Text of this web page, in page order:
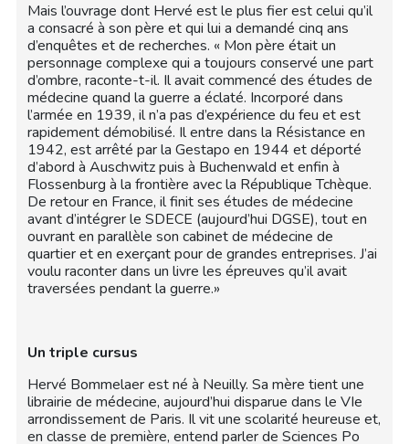
Mais l’ouvrage dont Hervé est le plus fier est celui qu’il
a consacré à son père et qui lui a demandé cinq ans
d’enquêtes et de recherches. « Mon père était un
personnage complexe qui a toujours conservé une part
d’ombre, raconte-t-il. Il avait commencé des études de
médecine quand la guerre a éclaté. Incorporé dans
l’armée en 1939, il n’a pas d’expérience du feu et est
rapidement démobilisé. Il entre dans la Résistance en
1942, est arrêté par la Gestapo en 1944 et déporté
d’abord à Auschwitz puis à Buchenwald et enfin à
Flossenburg à la frontière avec la République Tchèque.
De retour en France, il finit ses études de médecine
avant d’intégrer le SDECE (aujourd’hui DGSE), tout en
ouvrant en parallèle son cabinet de médecine de
quartier et en exerçant pour de grandes entreprises. J’ai
voulu raconter dans un livre les épreuves qu’il avait
traversées pendant la guerre.»
Un triple cursus
Hervé Bommelaer est né à Neuilly. Sa mère tient une
librairie de médecine, aujourd’hui disparue dans le VIe
arrondissement de Paris. Il vit une scolarité heureuse et,
en classe de première, entend parler de Sciences Po